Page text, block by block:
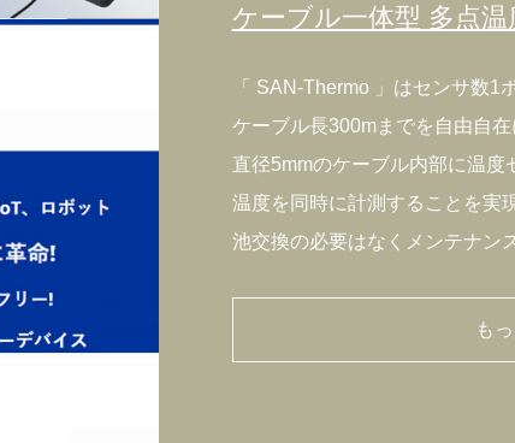
ケーブル一体型 多点
「 SAN-Thermo 」はセンサ数1
ケーブル長300mまでを自由自在
直径5mmのケーブル内部に温
温度を同時に計測することを実
池交換の必要はなくメンテナン
も